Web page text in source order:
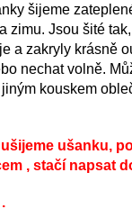
šijeme
zimu. Jsou šité
a zakryly krásně
nechat volně.
kouskem
ušijeme ušanku,
, stačí napsat